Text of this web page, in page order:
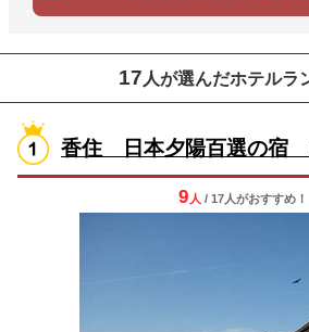
17 人が選んだホテルラ
香住 日本夕陽百選の宿
9 人 / 17人がおすすめ！